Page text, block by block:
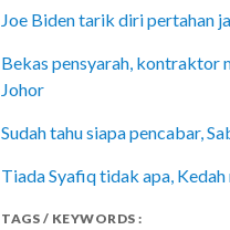
Joe Biden tarik diri pertahan
Bekas pensyarah, kontraktor
Johor
Sudah tahu siapa pencabar,
Tiada Syafiq tidak apa,
TAGS / KEYWORDS :